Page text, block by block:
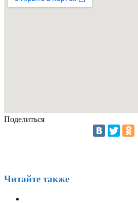
Поделиться
Читайте также